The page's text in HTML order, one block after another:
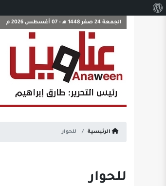
الجمعة 24 صفر 1448 هـ - 07 أغسطس 2026 م
الرئيسية للحوار
للحوار